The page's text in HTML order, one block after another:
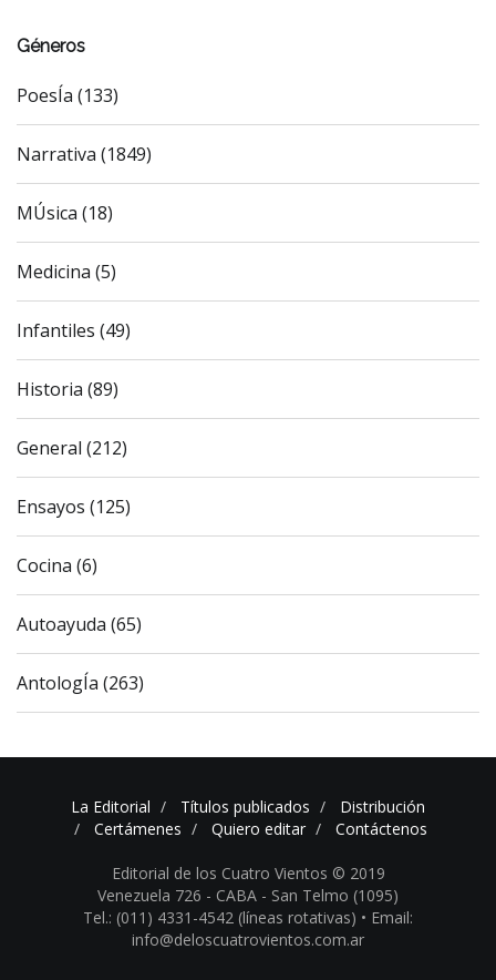
Géneros
PoesÍa (133)
Narrativa (1849)
MÚsica (18)
Medicina (5)
Infantiles (49)
Historia (89)
General (212)
Ensayos (125)
Cocina (6)
Autoayuda (65)
AntologÍa (263)
La Editorial Títulos publicados
Distribución
Certámenes
Quiero editar Contáctenos
Editorial de los Cuatro Vientos © 2019
Venezuela 726 - CABA - San Telmo (1095)
Tel.: (011) 4331-4542 (líneas rotativas) • Email:
info@deloscuatrovientos.com.ar